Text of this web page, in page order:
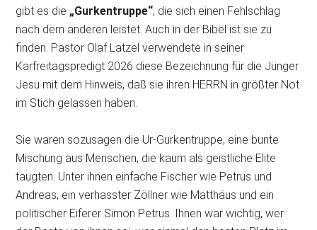
gibt es die „Gurkentruppe“, die sich einen Fehlschlag
nach dem anderen leistet. Auch in der Bibel ist sie zu
finden. Pastor Olaf Latzel verwendete in seiner
Karfreitagspredigt 2026 diese Bezeichnung für die Jünger
Jesu mit dem Hinweis, daß sie ihren HERRN in größter Not
im Stich gelassen haben.
Sie waren sozusagen die Ur-Gurkentruppe, eine bunte
Mischung aus Menschen, die kaum als geistliche Elite
taugten. Unter ihnen einfache Fischer wie Petrus und
Andreas, ein verhasster Zöllner wie Matthäus und ein
politischer Eiferer Simon Petrus. Ihnen war wichtig, wer